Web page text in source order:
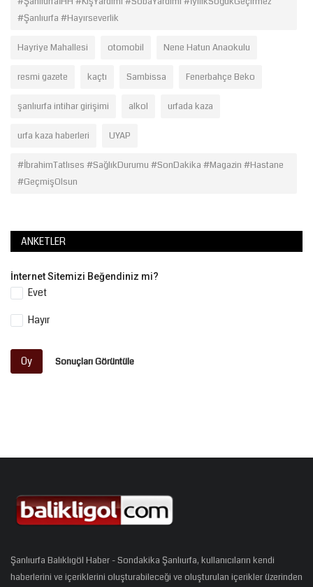
#Şanlıurfa #Hayırseverlik
Hayriye Mahallesi otomobil Nene Hatun Anaokulu
resmi gazete kaçtı Sambissa Fenerbahçe Beko
şanlıurfa intihar girişimi alkol urfada kaza
urfa kaza haberleri UYAP
#İbrahimTatlıses #SağlıkDurumu #SonDakika #Magazin #Hastane
#GeçmişOlsun
ANKETLER
İnternet Sitemizi Beğendiniz mi?
Evet
Hayır
Oy Sonuçları Görüntüle
Şanlıurfa Balıklıgöl Haber - Sondakika Şanlıurfa, kullanıcıların kendi
haberlerini ve içeriklerini oluşturabileceği ve oluşturulan içerikler üzerinden